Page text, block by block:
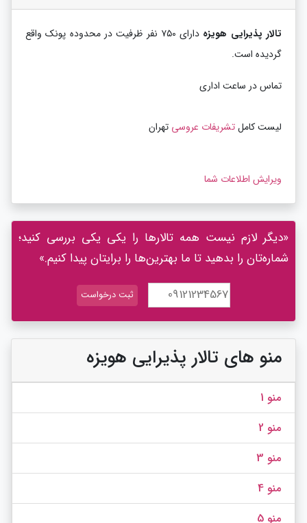
تالار پذیرایی هویزه
دارای ۷۵۰ نفر ظرفیت در محدوده پونک واقع
گردیده است.
تماس در ساعت اداری
لیست کاملتشریفات عروسی تهران
ویرایش اطلاعات شما
«دیگر لازم نیست همه تالارها را یکی یکی بررسی کنید؛
شماره‌تان را بدهید تا ما بهترین‌ها را برایتان پیدا کنیم.»
منو های تالار پذیرایی هویزه
منو 1
منو 2
منو 3
منو 4
منو 5